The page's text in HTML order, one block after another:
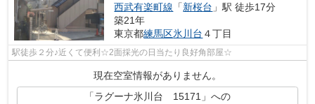
西武有楽町線 「新桜台 」駅 徒歩17分
築21年
東京都練馬区氷川台 ４丁目
駅徒歩２分♪近くて便利☆2面採光の日当たり良好角部屋☆
現在空室情報がありません。
「ラグーナ氷川台 15171」への